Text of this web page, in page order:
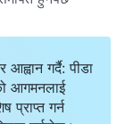
गर्दै: पीडा
आगमनलाई
प्राप्त गर्न